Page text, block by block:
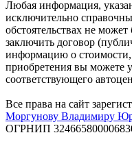
Любая информация,
исключительно
обстоятельствах не
заключить договор
информацию о стоимости,
приобретения вы можете
соответствующего
Все права на сайт
Моргунову Владимиру
ОГРНИП